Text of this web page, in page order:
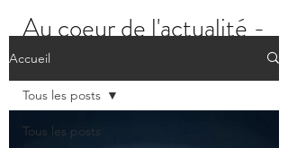
Au coeur de l'actualité -
Accueil
Tous les posts
Tous les posts